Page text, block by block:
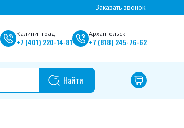
Заказать звонок.
Калининград
+7 (401) 220-14-81
Архангельск
+7 (818) 245-76-62